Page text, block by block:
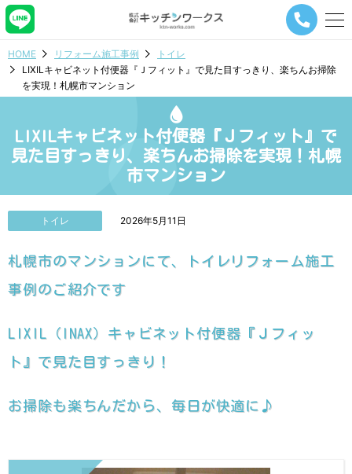
メ
ー
ビ
シ
ョ
ン
タ
HOME リフォーム施工事例
トイレ
LIXILキャビネット付便器『Ｊフィット』で見た目すっきり、楽ちんお掃除
を実現！札幌市マンション
LIXILキャビネット付便器『Ｊフィット』で
見た目すっきり、楽ちんお掃除を実現！札幌
市マンション
トイレ 2026年5月11日
札幌市のマンションにて、トイレリフォーム施工
事例のご紹介です
LIXIL（INAX）キャビネット付便器『Ｊフィッ
ト』で見た目すっきり！
お掃除も楽ちんだから、毎日が快適に♪